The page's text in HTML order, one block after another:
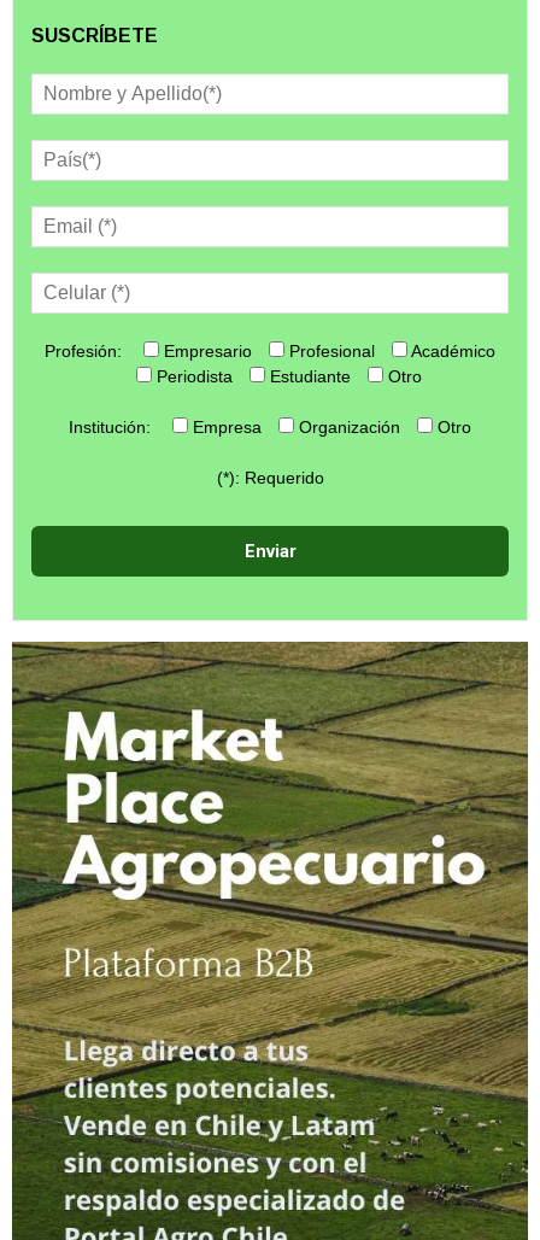
SUSCRÍBETE
Profesión: Empresario Profesional
Académico
Periodista
Estudiante Otro
Institución: Empresa Organización Otro
(*): Requerido